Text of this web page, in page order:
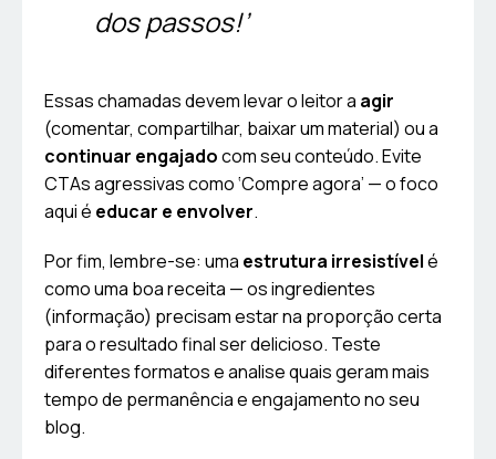
dos passos!’
Essas chamadas devem levar o leitor a agir
(comentar, compartilhar, baixar um material) ou a
continuar engajadocom seu conteúdo. Evite
CTAs agressivas como ‘Compre agora’ — o foco
aqui é educar e envolver.
Por fim, lembre-se: uma estrutura irresistívelé
como uma boa receita — os ingredientes
(informação) precisam estar na proporção certa
para o resultado final ser delicioso. Teste
diferentes formatos e analise quais geram mais
tempo de permanência e engajamento no seu
blog.